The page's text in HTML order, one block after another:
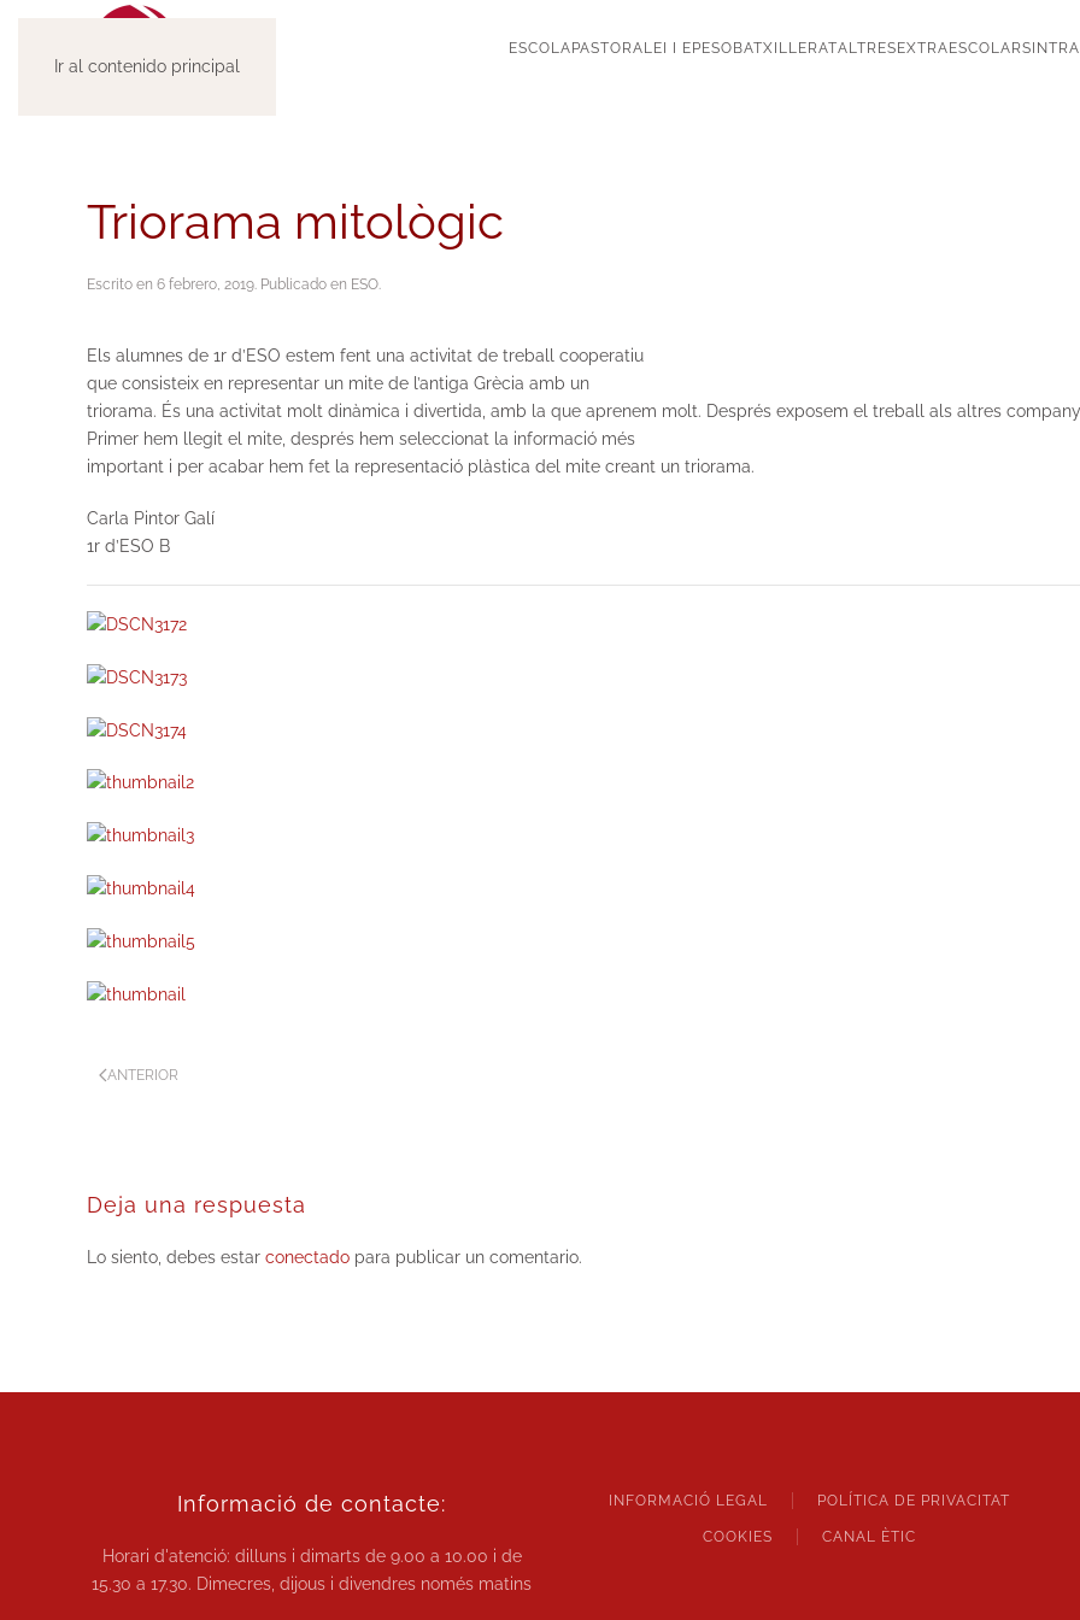
Ir al contenido principal
ESCOLA PASTORAL EI I EP ESO BATXILLERATALTRES EXTRAESCOLARS
Triorama mitològic
Escrito en 6 febrero, 2019. Publicado en ESO.
Els alumnes de 1r d’ESO estem fent una activitat de treball cooperatiu
que consisteix en representar un mite de l’antiga Grècia amb un
triorama. És una activitat molt dinàmica i divertida, amb la que aprenem molt. Després exposem el treball als altres
Primer hem llegit el mite, després hem seleccionat la informació més
important i per acabar hem fet la representació plàstica del mite creant un triorama.
Carla Pintor Galí
1r d’ESO B
ANTERIOR
Deja una respuesta
Lo siento, debes estar conectado para publicar un comentario.
Informació de contacte:
Horari d'atenció: dilluns i dimarts de9.00 a 10.00 i de
15.30 a 17.30. Dimecres, dijous i divendres només matins
INFORMACIÓ LEGAL POLÍTICA DE PRIVACITAT
COOKIES CANAL ÈTIC